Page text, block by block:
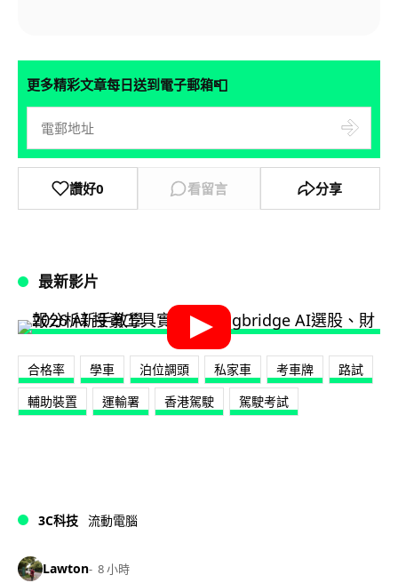
更多精彩文章每日送到電子郵箱📮
讚好0 看留言 分享
最新影片
合格率 學車 泊位調頭 私家車 考車牌
路試
輔助裝置
運輸署 香港駕駛 駕駛考試
3C科技 流動電腦
Lawton 8 小時